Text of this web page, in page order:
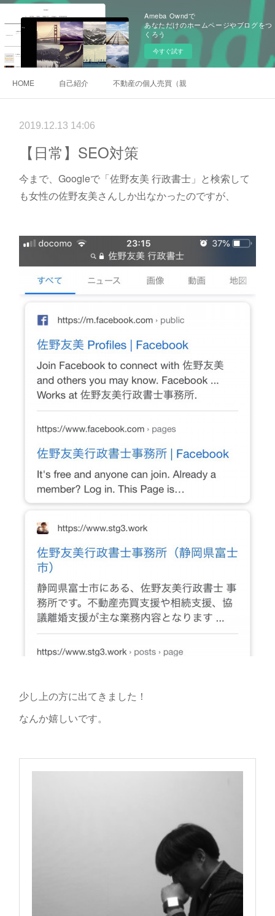
Ameba Owndで
あなただけのホームページやブログをつ
くろう
今すぐ試す
HOME 自己紹介 不動産の個人売買（親族間売買）
2019.12.13 14:06
【日常】SEO対策
今まで、Googleで「佐野友美 行政書士」と検索して
も女性の佐野友美さんしか出なかったのですが、
少し上の方に出てきました！
なんか嬉しいです。